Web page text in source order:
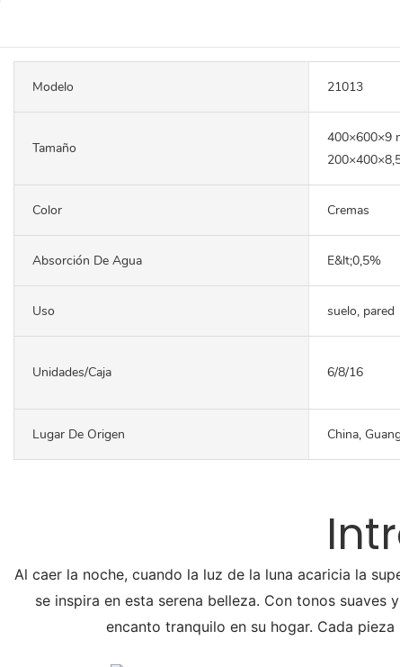
Modelo 21013
Tamaño
400×600×9
Color Cremas
Absorción De Agua E&lt;0,5%
Uso suelo, pared
Unidades/caja 6/8/16
Lugar De Origen China,
Al caer la noche, cuando la luz de la luna acaricia la
se inspira en esta serena belleza. Con tonos
encanto tranquilo en su hogar. Cada